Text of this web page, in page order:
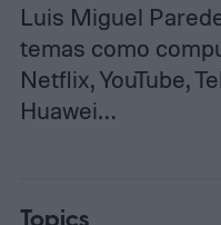
Luis Miguel
temas como
Netflix, YouTube,
Huawei…